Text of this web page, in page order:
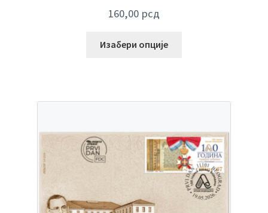
160,00 рсд
Изабери опције